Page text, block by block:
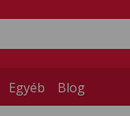
Egyéb Blog